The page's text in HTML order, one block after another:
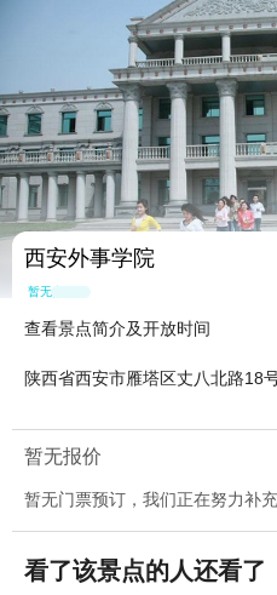
西安外事学院
暂无点评
查看景点简介及开放时间
陕西省西安市雁塔区丈八北路18
暂无报价
暂无门票预订，我们正在努力补充
看了该景点的人还看了